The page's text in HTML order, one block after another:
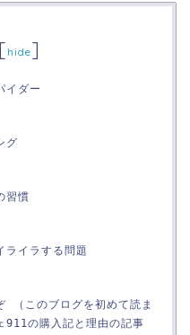
[ hide]
イダー
グ
習慣
ライラする問題
（このブログを初めて読ま
911の購入記と理由の記事